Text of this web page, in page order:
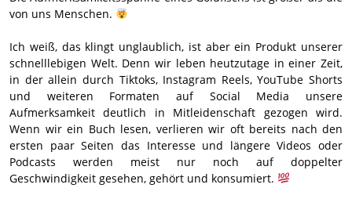
von uns Menschen.
Ich weiß, das klingt unglaublich, ist aber ein Produkt unserer
schnelllebigen Welt. Denn wir leben heutzutage in einer Zeit,
in der allein durch Tiktoks, Instagram Reels, YouTube Shorts
und weiteren Formaten auf Social Media unsere
Aufmerksamkeit deutlich in Mitleidenschaft gezogen wird.
Wenn wir ein Buch lesen, verlieren wir oft bereits nach den
ersten paar Seiten das Interesse und längere Videos oder
Podcasts werden meist nur noch auf doppelter
Geschwindigkeit gesehen, gehört und konsumiert.